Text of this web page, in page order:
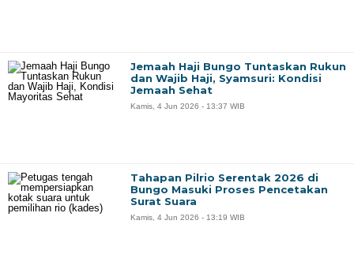
Jemaah Haji Bungo Tuntaskan Rukun
dan Wajib Haji, Syamsuri: Kondisi
Jemaah Sehat
Kamis, 4 Jun 2026 - 13:37 WIB
Tahapan Pilrio Serentak 2026 di
Bungo Masuki Proses Pencetakan
Surat Suara
Kamis, 4 Jun 2026 - 13:19 WIB